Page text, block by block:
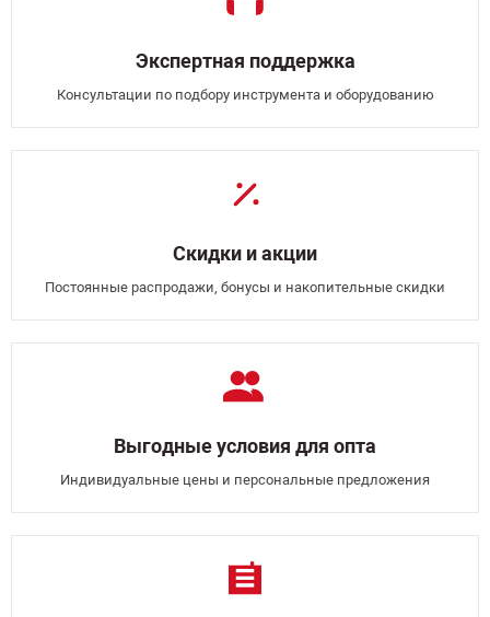
Экспертная поддержка
Консультации по подбору инструмента и оборудованию
Скидки и акции
Постоянные распродажи, бонусы и накопительные скидки
Выгодные условия для опта
Индивидуальные цены и персональные предложения